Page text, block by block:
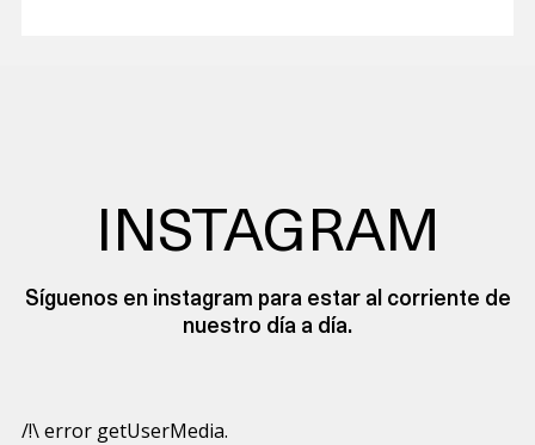
INSTAGRAM
Síguenos en instagram para estar al corriente de
nuestro día a día.
/!\ error getUserMedia.